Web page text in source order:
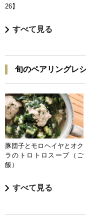
26】
すべて見る
旬のペアリングレ
豚団子とモロヘイヤとオク
ラのトロトロスープ（ご
飯）
すべて見る